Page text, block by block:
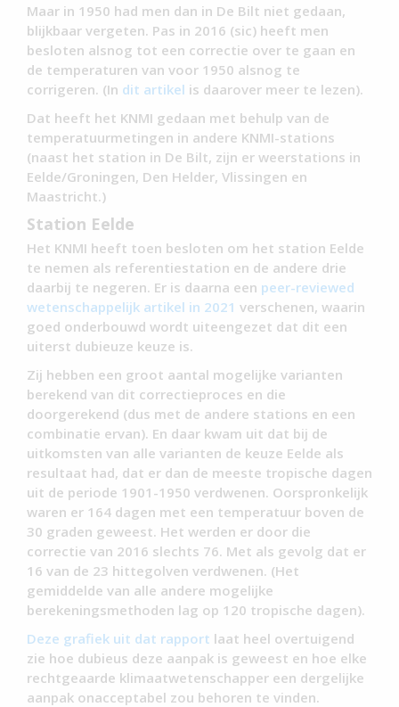
Maar in 1950 had men dan in De Bilt niet gedaan,
blijkbaar vergeten. Pas in 2016 (sic) heeft men
besloten alsnog tot een correctie over te gaan en
de temperaturen van voor 1950 alsnog te
corrigeren. (In dit artikel is daarover meer te lezen).
Dat heeft het KNMI gedaan met behulp van de
temperatuurmetingen in andere KNMI-stations
(naast het station in De Bilt, zijn er weerstations in
Eelde/Groningen, Den Helder, Vlissingen en
Maastricht.)
Station Eelde
Het KNMI heeft toen besloten om het station Eelde
te nemen als referentiestation en de andere drie
daarbij te negeren. Er is daarna een peer-reviewed
wetenschappelijk artikel in 2021 verschenen, waarin
goed onderbouwd wordt uiteengezet dat dit een
uiterst dubieuze keuze is.
Zij hebben een groot aantal mogelijke varianten
berekend van dit correctieproces en die
doorgerekend (dus met de andere stations en een
combinatie ervan). En daar kwam uit dat bij de
uitkomsten van alle varianten de keuze Eelde als
resultaat had, dat er dan de meeste tropische dagen
uit de periode 1901-1950 verdwenen. Oorspronkelijk
waren er 164 dagen met een temperatuur boven de
30 graden geweest. Het werden er door die
correctie van 2016 slechts 76. Met als gevolg dat er
16 van de 23 hittegolven verdwenen. (Het
gemiddelde van alle andere mogelijke
berekeningsmethoden lag op 120 tropische dagen).
Deze grafiek uit dat rapport laat heel overtuigend
zie hoe dubieus deze aanpak is geweest en hoe elke
rechtgeaarde klimaatwetenschapper een dergelijke
aanpak onacceptabel zou behoren te vinden.